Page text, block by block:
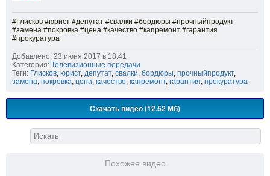
#Глисков #юрист #депутат #свалки #бордюры #прочныйпродукт
#замена #покровка #цена #качество #капремонт #гарантия
#прокуратура
Добавлено: 23 июня 2017 в 18:41
Категория: Телевизионные передачи
Теги: Глисков, юрист, депутат, свалки, бордюры, прочныйпродукт,
замена, покровка, цена, качество, капремонт, гарантия, прокуратура
Скачать видео (12.52 Мб)
Похожее видео